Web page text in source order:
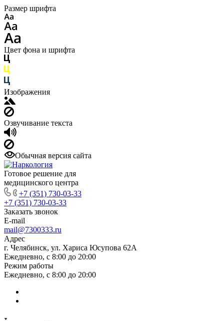
Размер шрифта
Цвет фона и шрифта
Изображения
Озвучивание текста
Обычная версия сайта
Готовое решение для
медицинского центра
+7 (351) 730-03-33
+7 (351) 730-03-33
Заказать звонок
E-mail
mail@7300333.ru
Адрес
г. Челябинск, ул. Хариса Юсупова 62А
Ежедневно, с 8:00 до 20:00
Режим работы
Ежедневно, с 8:00 до 20:00